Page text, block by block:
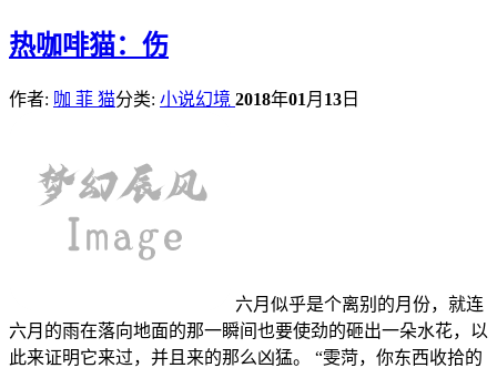
热咖啡猫：伤
作者: 咖 菲 猫分类: 小说幻境 2018年01 月 13 日
六月似乎是个离别的月份，就连
六月的雨在落向地面的那一瞬间也要使劲的砸出一朵水花，以
此来证明它来过，并且来的那么凶猛。 “雯菏，你东西收拾的